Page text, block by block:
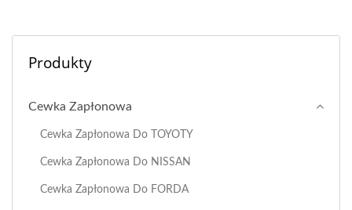
Produkty
Cewka Zapłonowa
Cewka Zapłonowa Do TOYOTY
Cewka Zapłonowa Do NISSAN
Cewka Zapłonowa Do FORDA